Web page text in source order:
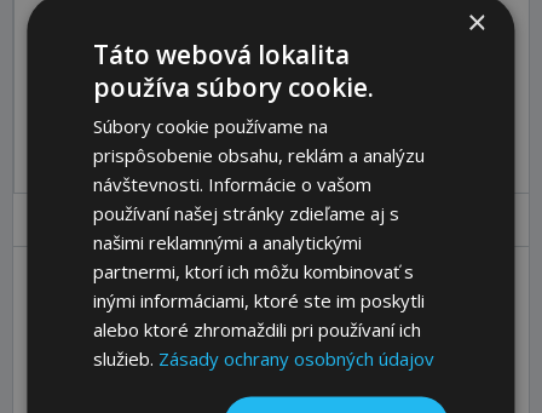
Katalóg: Zobraziť
Objednávací kód:65534500
Pre pridanie produktu do košíka sa prosím
Parametre Ceny Popis
Shape
AG
d1 [mm]
80
×
Táto webová lokalita
používa súbory cookie.
Súbory cookie používame na
prispôsobenie obsahu, reklám a analýzu
návštevnosti. Informácie o vašom
používaní našej stránky zdieľame aj s
našimi reklamnými a analytickými
partnermi, ktorí ich môžu kombinovať s
inými informáciami, ktoré ste im poskytli
alebo ktoré zhromaždili pri používaní ich
služieb. Zásady ochrany osobných údajov